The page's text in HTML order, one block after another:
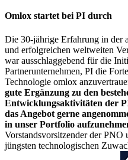
Omlox startet bei PI durch
Die 30-jährige Erfahrung in der
und erfolgreichen weltweiten
war ausschlaggebend für die
Partnerunternehmen, PI die
Technologie omlox
gute Ergänzung zu den
Entwicklungsaktivitäten der
das Angebot gerne
in unser Portfolio
Vorstandsvorsitzender der PNO
jüngsten technologischen